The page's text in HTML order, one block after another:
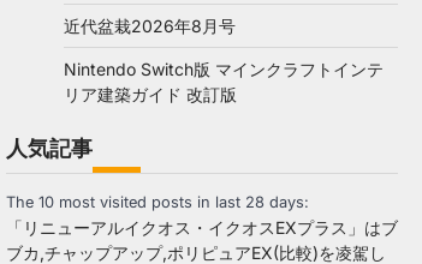
近代盆栽2026年8月号
Nintendo Switch版 マインクラフトインテ
リア建築ガイド 改訂版
人気記事
The 10 most visited posts in last 28 days:
「リニューアルイクオス・イクオスEXプラス」はブ
ブカ,チャップアップ,ポリピュアEX(比較)を凌駕し